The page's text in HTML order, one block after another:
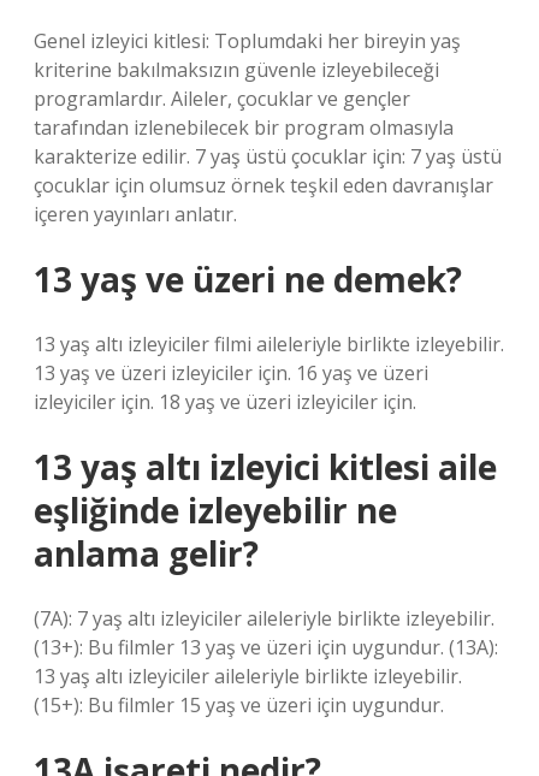
Genel izleyici kitlesi: Toplumdaki her bireyin yaş
kriterine bakılmaksızın güvenle izleyebileceği
programlardır. Aileler, çocuklar ve gençler
tarafından izlenebilecek bir program olmasıyla
karakterize edilir. 7 yaş üstü çocuklar için: 7 yaş üstü
çocuklar için olumsuz örnek teşkil eden davranışlar
içeren yayınları anlatır.
13 yaş ve üzeri ne demek?
13 yaş altı izleyiciler filmi aileleriyle birlikte izleyebilir.
13 yaş ve üzeri izleyiciler için. 16 yaş ve üzeri
izleyiciler için. 18 yaş ve üzeri izleyiciler için.
13 yaş altı izleyici kitlesi aile
eşliğinde izleyebilir ne
anlama gelir?
(7A): 7 yaş altı izleyiciler aileleriyle birlikte izleyebilir.
(13+): Bu filmler 13 yaş ve üzeri için uygundur. (13A):
13 yaş altı izleyiciler aileleriyle birlikte izleyebilir.
(15+): Bu filmler 15 yaş ve üzeri için uygundur.